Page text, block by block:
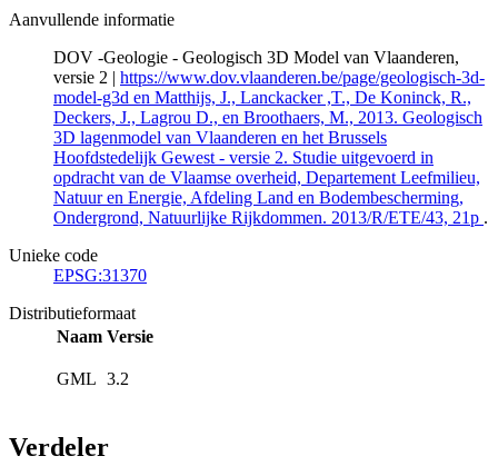
Aanvullende informatie
DOV -Geologie - Geologisch 3D Model van Vlaanderen,
versie 2 | https://www.dov.vlaanderen.be/page/geologisch-3d-
model-g3d en Matthijs, J., Lanckacker ,T., De Koninck, R.,
Deckers, J., Lagrou D., en Broothaers, M., 2013. Geologisch
3D lagenmodel van Vlaanderen en het Brussels
Hoofdstedelijk Gewest - versie 2. Studie uitgevoerd in
opdracht van de Vlaamse overheid, Departement Leefmilieu,
Natuur en Energie, Afdeling Land en Bodembescherming,
Ondergrond, Natuurlijke Rijkdommen. 2013/R/ETE/43, 21p .
Unieke code
EPSG:31370
Distributieformaat
Naam Versie
GML 3.2
Verdeler